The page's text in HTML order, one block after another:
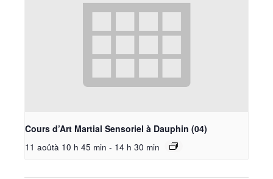
Cours d’Art Martial Sensoriel à Dauphin (04)
11 aoûtà 10 h 45 min - 14 h 30 min